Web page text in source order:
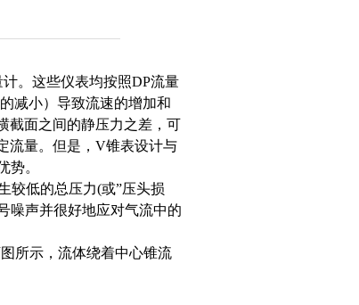
。这些仪表均按照DP流量
的减小）导致流速的增加和
面之间的静压力之差，可
量。但是，V锥表设计与
。
较低的总压力(或”压头损
号噪声并很好地应对气流中的
示，流体绕着中心锥流